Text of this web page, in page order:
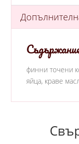
финни точени
яйца, краве